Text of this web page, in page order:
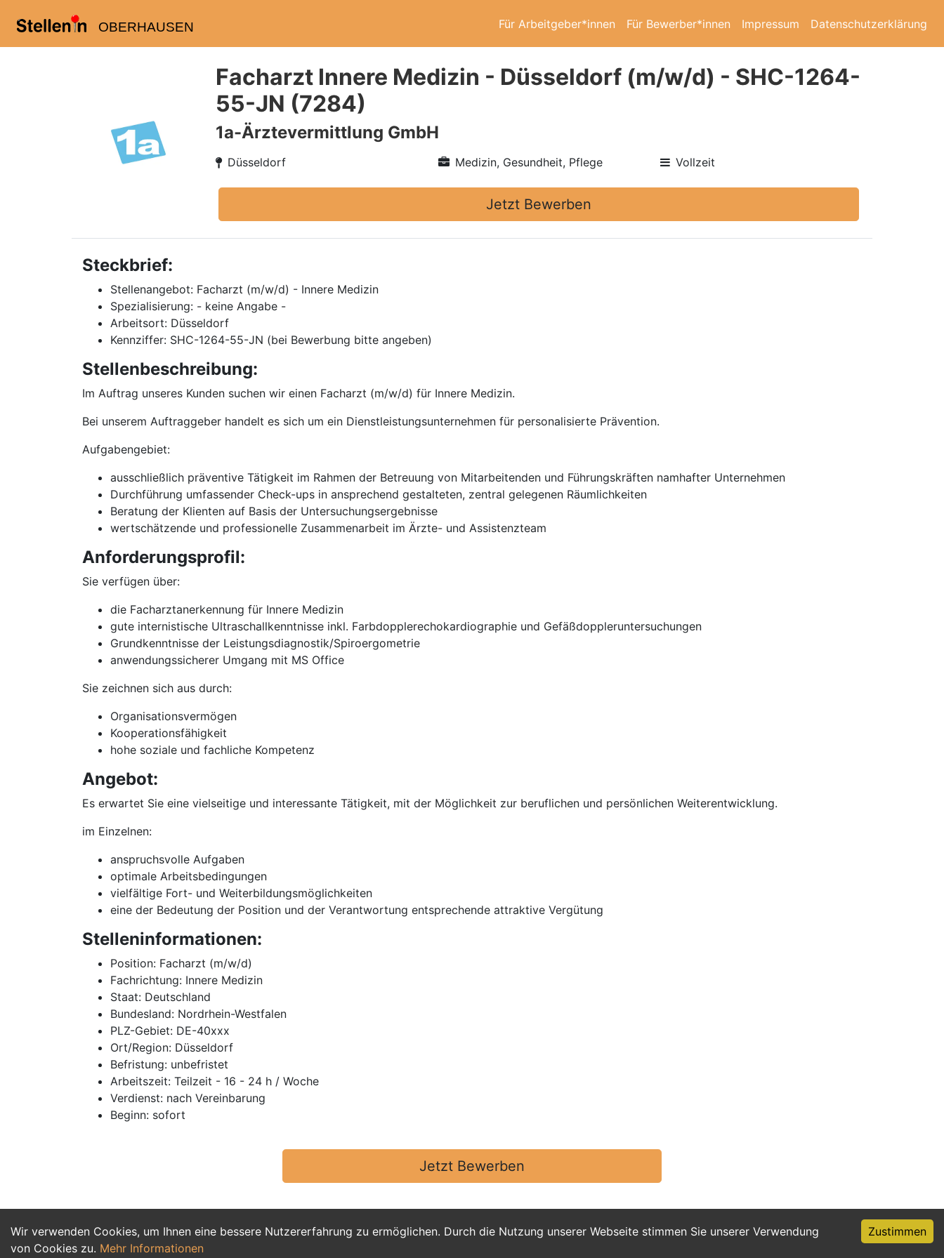
OBERHAUSEN Für Arbeitgeber*innen Für Bewerber*innen Impressum Datenschutzerklärung
Wir verwenden Cookies, um Ihnen eine bessere Nutzererfahrung zu ermöglichen. Durch die Nutzung unserer Webseite stimmen Sie unserer Verwendung
von Cookies zu. Mehr Informationen
Zustimmen
Facharzt Innere Medizin - Düsseldorf (m/w/d) - SHC-1264-
55-JN (7284)
1a-Ärztevermittlung GmbH
Düsseldorf Medizin, Gesundheit, Pflege Vollzeit
Jetzt Bewerben
Steckbrief:
Stellenangebot: Facharzt (m/w/d) - Innere Medizin
Spezialisierung: - keine Angabe -
Arbeitsort: Düsseldorf
Kennziffer: SHC-1264-55-JN (bei Bewerbung bitte angeben)
Stellenbeschreibung:
Im Auftrag unseres Kunden suchen wir einen Facharzt (m/w/d) für Innere Medizin.
Bei unserem Auftraggeber handelt es sich um ein Dienstleistungsunternehmen für personalisierte Prävention.
Aufgabengebiet:
ausschließlich präventive Tätigkeit im Rahmen der Betreuung von Mitarbeitenden und Führungskräften namhafter Unternehmen
Durchführung umfassender Check-ups in ansprechend gestalteten, zentral gelegenen Räumlichkeiten
Beratung der Klienten auf Basis der Untersuchungsergebnisse
wertschätzende und professionelle Zusammenarbeit im Ärzte- und Assistenzteam
Anforderungsprofil:
Sie verfügen über:
die Facharztanerkennung für Innere Medizin
gute internistische Ultraschallkenntnisse inkl. Farbdopplerechokardiographie und Gefäßdoppleruntersuchungen
Grundkenntnisse der Leistungsdiagnostik/Spiroergometrie
anwendungssicherer Umgang mit MS Office
Sie zeichnen sich aus durch:
Organisationsvermögen
Kooperationsfähigkeit
hohe soziale und fachliche Kompetenz
Angebot:
Es erwartet Sie eine vielseitige und interessante Tätigkeit, mit der Möglichkeit zur beruflichen und persönlichen Weiterentwicklung.
im Einzelnen:
anspruchsvolle Aufgaben
optimale Arbeitsbedingungen
vielfältige Fort- und Weiterbildungsmöglichkeiten
eine der Bedeutung der Position und der Verantwortung entsprechende attraktive Vergütung
Stelleninformationen:
Position: Facharzt (m/w/d)
Fachrichtung: Innere Medizin
Staat: Deutschland
Bundesland: Nordrhein-Westfalen
PLZ-Gebiet: DE-40xxx
Ort/Region: Düsseldorf
Befristung: unbefristet
Arbeitszeit: Teilzeit - 16 - 24 h / Woche
Verdienst: nach Vereinbarung
Beginn: sofort
Jetzt Bewerben